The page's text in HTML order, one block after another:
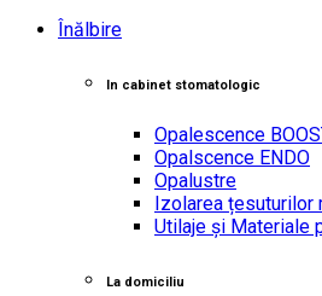
Înălbire
In cabinet stomatologic
Opalescence
Opalscence ENDO
Opalustre
Izolarea țesuturilor
Utilaje și Materiale
La domiciliu